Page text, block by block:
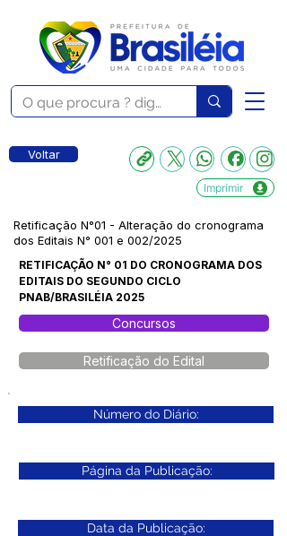
Voltar
Imprimir
Retificação N°01 - Alteração do cronograma
dos Editais N° 001 e 002/2025
RETIFICAÇÃO N° 01 DO CRONOGRAMA DOS
EDITAIS DO SEGUNDO CICLO
PNAB/BRASILÉIA 2025
Concursos
Retificação do Edital
Número do Diário:
Página da Publicação:
Data da Publicação: